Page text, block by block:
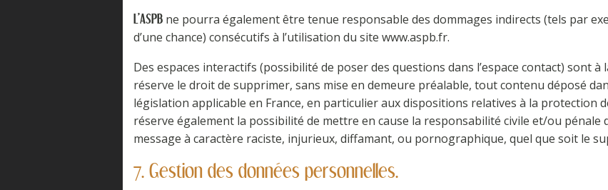
L'ASPB ne pourra également être tenue responsable des dommages indirects (tels par
d’une chance) consécutifs à l’utilisation du site www.aspb.fr.
Des espaces interactifs (possibilité de poser des questions dans l’espace contact) sont
réserve le droit de supprimer, sans mise en demeure préalable, tout contenu déposé
législation applicable en France, en particulier aux dispositions relatives à la protection
réserve également la possibilité de mettre en cause la responsabilité civile et/ou pénale
message à caractère raciste, injurieux, diffamant, ou pornographique, quel que soit le
7. Gestion des données personnelles.